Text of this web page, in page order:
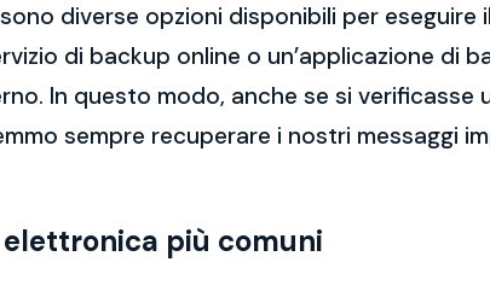
diverse opzioni disponibili per eseguire
di backup online o un’applicazione
In questo modo, anche se si
sempre recuperare i nostri messaggi
più comuni